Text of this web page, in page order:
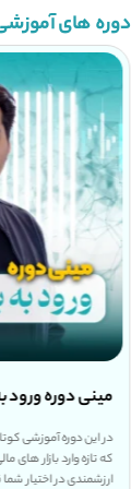
دوره های
مینی دوره ورود
در این دوره آموزشی
که تازه وارد بازار
ارزشمندی در اختیار شما